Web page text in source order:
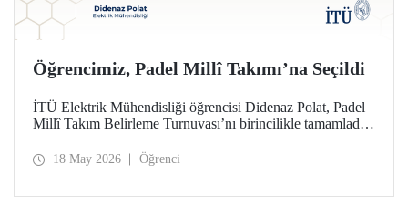
Öğrencimiz, Padel Millî Takımı’na Seçildi
İTÜ Elektrik Mühendisliği öğrencisi Didenaz Polat, Padel
Millî Takım Belirleme Turnuvası’nı birincilikle tamamladığı
18 May 2026 Öğrenci